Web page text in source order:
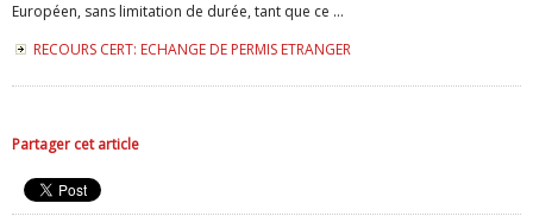
Européen, sans limitation de durée, tant que ce ...
RECOURS CERT: ECHANGE DE PERMIS ETRANGER
Partager cet article